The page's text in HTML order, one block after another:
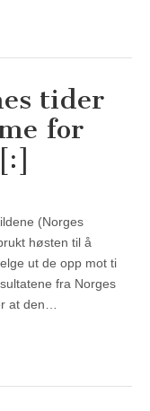
tider
for
(Norges
høsten til å
ut de opp mot ti
fra Norges
at den…